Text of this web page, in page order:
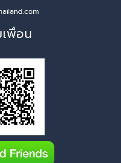
พื่อน